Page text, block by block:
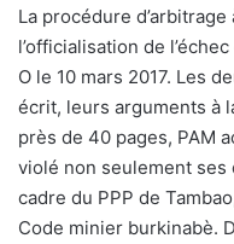
La procédure
l’officialisation de
O le 10 mars 2017. Les
écrit, leurs arguments à
près de 40 pages, PAM
violé non seulement
cadre du PPP de
Code minier burkinabè.